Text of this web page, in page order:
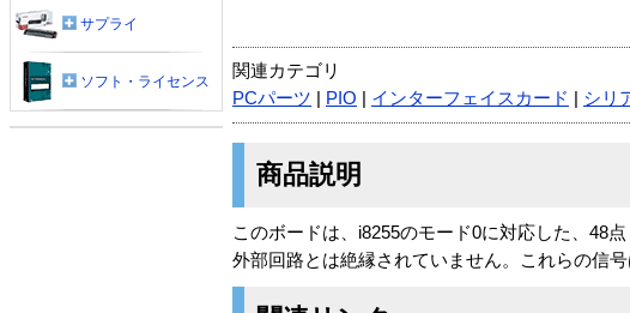
関連カテゴリ
PCパーツ
PIO インターフェイスカード シリ
商品説明
このボードは、i8255のモード0に対応した、48
外部回路とは絶縁されていません。これらの信
サプライ
ソフト・ライセンス